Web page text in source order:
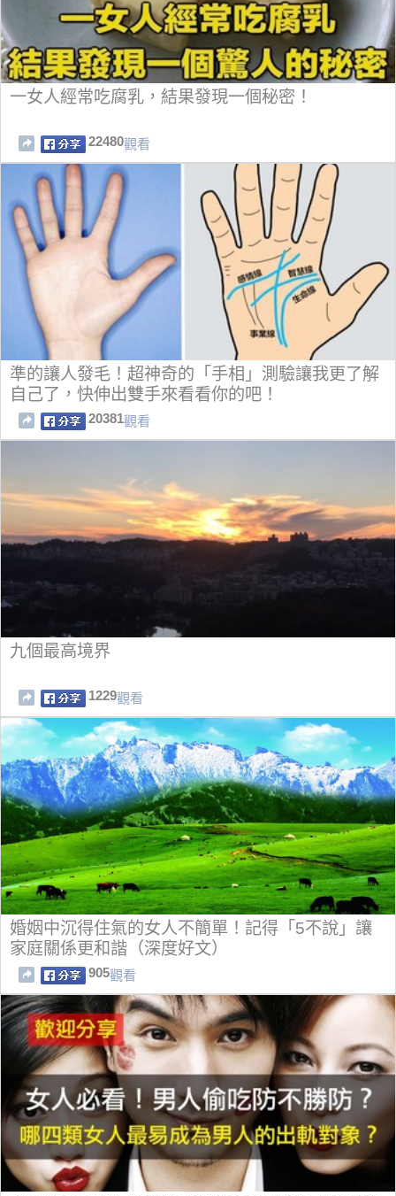
一女人經常吃腐乳，結果發現一個秘密！
22480觀看
準的讓人發毛！超神奇的「手相」測驗讓我更了解
自己了，快伸出雙手來看看你的吧！
20381觀看
九個最高境界
1229觀看
婚姻中沉得住氣的女人不簡單！記得「5不說」讓
家庭關係更和諧（深度好文）
905觀看